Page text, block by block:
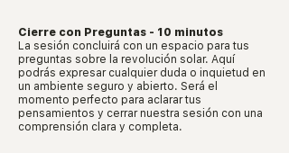
Cierre con Preguntas - 10 minutos
La sesión concluirá con un espacio para tus
preguntas sobre la revolución solar. Aquí
podrás expresar cualquier duda o inquietud en
un ambiente seguro y abierto. Será el
momento perfecto para aclarar tus
pensamientos y cerrar nuestra sesión con una
comprensión clara y completa.